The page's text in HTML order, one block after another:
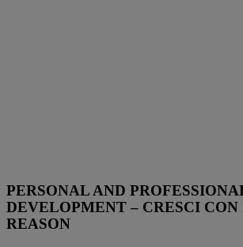
PERSONAL AND
DEVELOPMENT – CRESCI
REASON